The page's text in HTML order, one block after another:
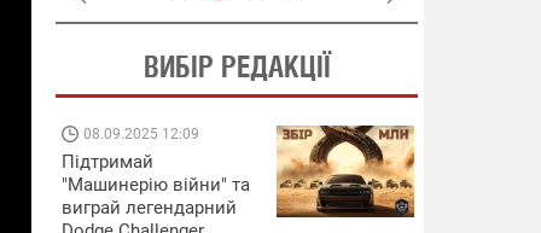
ВИБІР РЕДАКЦІЇ
08.09.2025 12:09
Підтримай
"Машинерію війни" та
виграй легендарний